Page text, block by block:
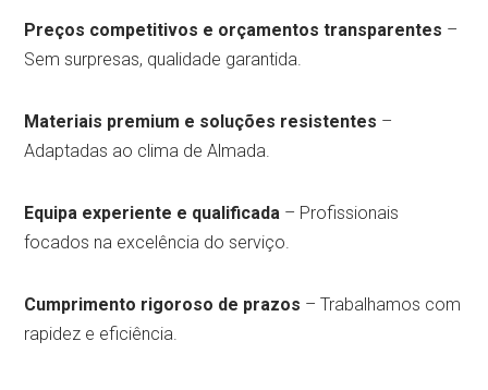
Preços competitivos e orçamentos transparentes –
Sem surpresas, qualidade garantida.
Materiais premium e soluções resistentes –
Adaptadas ao clima de Almada.
Equipa experiente e qualificada – Profissionais
focados na excelência do serviço.
Cumprimento rigoroso de prazos – Trabalhamos com
rapidez e eficiência.